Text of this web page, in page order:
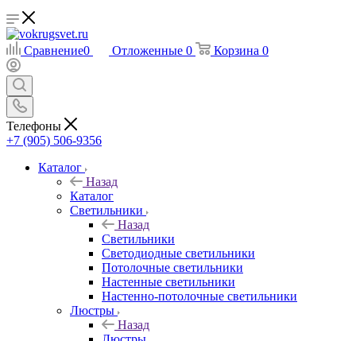
Сравнение0 Отложенные 0 Корзина 0
Телефоны
+7 (905) 506-9356
Каталог
Назад
Каталог
Светильники
Назад
Светильники
Светодиодные светильники
Потолочные светильники
Настенные светильники
Настенно-потолочные светильники
Люстры
Назад